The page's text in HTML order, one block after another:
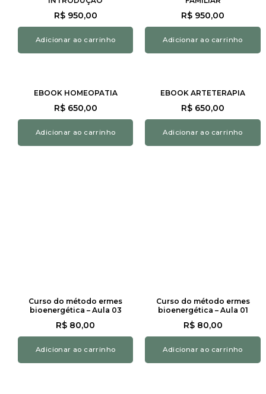
R$950,00
Adicionar ao carrinho
R$ 950,00
Adicionar ao carrinho
EBOOK HOMEOPATIA
R$650,00
Adicionar ao carrinho
EBOOK ARTETERAPIA
R$ 650,00
Adicionar ao carrinho
Curso do método ermes
bioenergética – Aula 03
R$ 80,00
Adicionar ao carrinho
Curso do método ermes
bioenergética – Aula 01
R$80,00
Adicionar ao carrinho